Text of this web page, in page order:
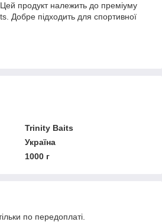
Цей продукт належить до преміуму
Добре підходить для спортивної
Trinity Baits
Україна
1000 г
по передоплаті.